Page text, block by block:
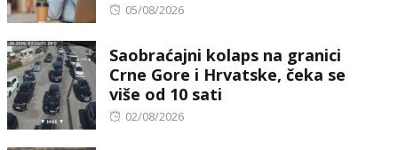
Posted
05/08/2026
Saobraćajni kolaps na granici
Crne Gore i Hrvatske, čeka se
više od 10 sati
Posted
02/08/2026